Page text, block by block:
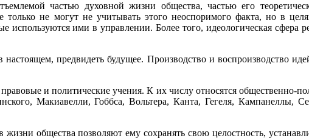
частью духовной жизни общества, частью его
не могут не учитывать этого неоспоримого факта, но в
используются ими в управлении. Более того, идеологическая сфера
предвидеть будущее. Производство и воспроизводство
и политические учения. К их числу относятся общественно-
Макиавелли, Гоббса, Вольтера, Канта, Гегеля, Кампанеллы,
общества позволяют ему сохранять свою целостность,